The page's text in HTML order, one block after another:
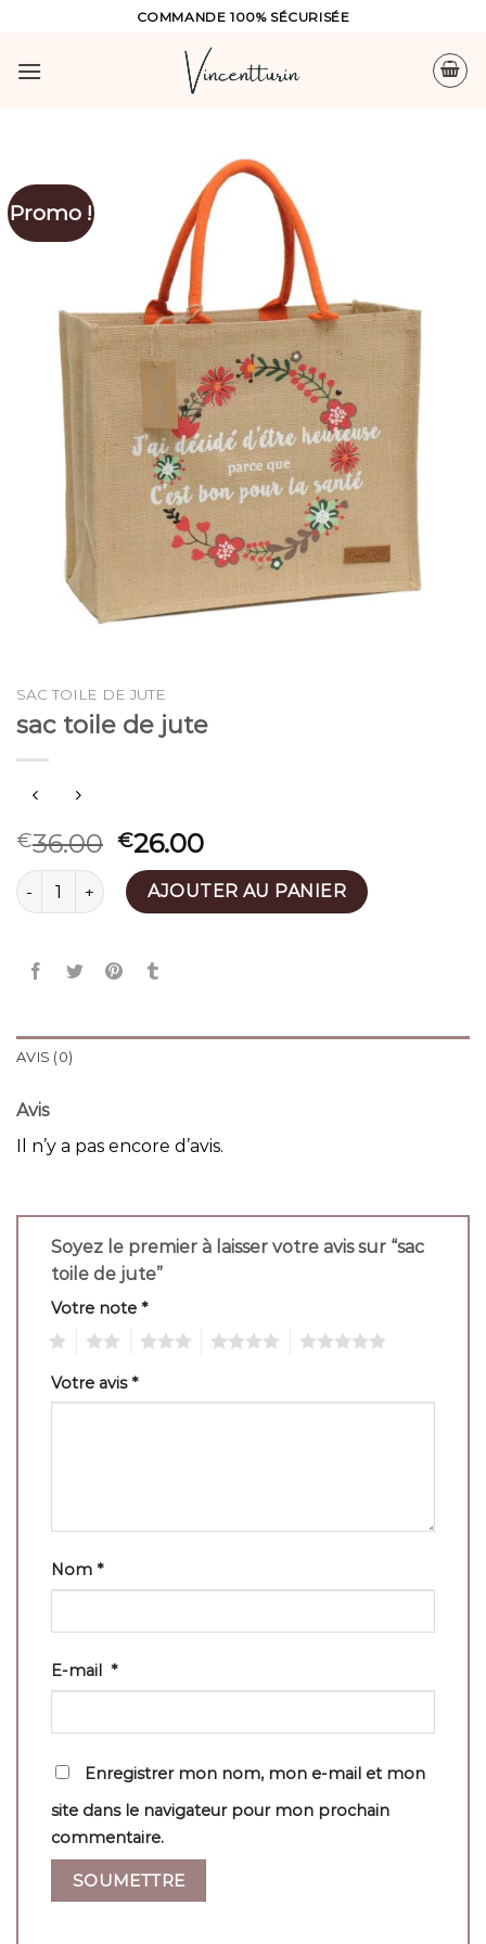
content
COMMANDE 100% SÉCURISÉE
Promo !
SAC TOILE DE JUTE
sac toile de jute
€36.00 €26.00
quantité de sac toile de juteAJOUTER AU PANIER
AVIS (0)
Avis
Il n’y a pas encore d’avis.
Soyez le premier à laisser votre avis sur “sac
toile de jute”
Votre note *
Votre avis*
Nom *
E-mail *
Enregistrer mon nom, mon e-mail et mon
site dans le navigateur pour mon prochain
commentaire.